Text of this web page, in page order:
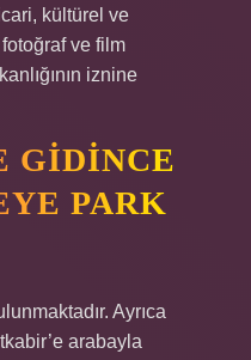
kültürel ve
ve film
iznine
GIDINCE
PARK
Ayrıca
arabayla